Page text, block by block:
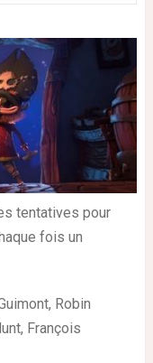
tentatives pour
fois un
Robin
François